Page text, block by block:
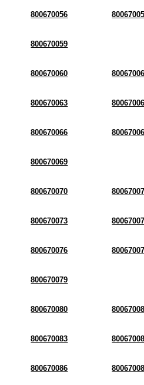
800670056
800670059
800670060
800670063
800670066
800670069
800670070
800670073
800670076
800670079
800670080
800670083
800670086